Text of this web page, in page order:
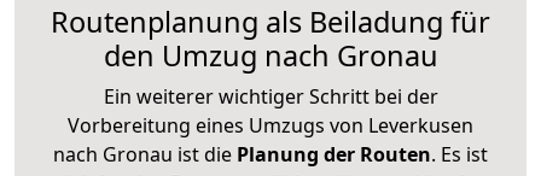
Routenplanung als Beiladung für
den Umzug nach Gronau
Ein weiterer wichtiger Schritt bei der
Vorbereitung eines Umzugs von Leverkusen
nach Gronau ist die Planung der Routen. Es ist